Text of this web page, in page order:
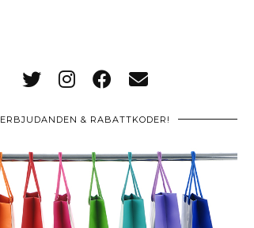
ERBJUDANDEN & RABATTKODER!